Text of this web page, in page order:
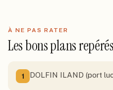
À NE PAS RATER
Les bons plans
1 DOLFIN ILAND (port